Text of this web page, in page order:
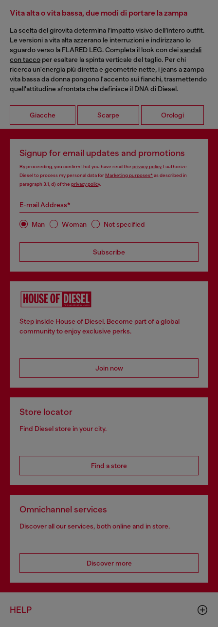
Vita alta o vita bassa, due modi di portare la zampa
La scelta del girovita determina l’impatto visivo dell’intero outfit.
Le versioni a vita alta azzerano le interruzioni e indirizzano lo
sguardo verso la FLARED LEG. Completa il look con deisandali
con tacco per esaltare la spinta verticale del taglio. Per chi
ricerca un'energia più diretta e geometrie nette, i jeans a zampa
vita bassa da donna pongono l'accento sui fianchi, trasmettendo
quell'attitudine sfrontata che definisce il DNA di Diesel.
Giacche Scarpe Orologi
Signup for email updates and promotions
By proceeding, you confirm that you have read the privacy policy, I authorize
Diesel to process my personal data forMarketing purposes*as described in
paragraph 3.1, d) of the privacy policy.
E-mail Address*
Man Woman Not specified
Subscribe
Step inside House of Diesel. Become part of a global
community to enjoy exclusive perks.
Join now
Store locator
Find Diesel store in your city.
Find a store
Omnichannel services
Discover all our services, both online and in store.
Discover more
HELP